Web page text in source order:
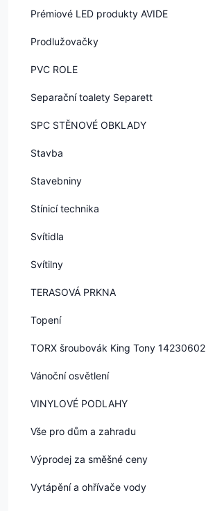
Prémiové LED produkty AVIDE
Prodlužovačky
PVC ROLE
Separační toalety Separett
SPC STĚNOVÉ OBKLADY
Stavba
Stavebniny
Stínicí technika
Svítidla
Svítilny
TERASOVÁ PRKNA
Topení
TORX šroubovák King Tony 14230602
Vánoční osvětlení
VINYLOVÉ PODLAHY
Vše pro dům a zahradu
Výprodej za směšné ceny
Vytápění a ohřívače vody